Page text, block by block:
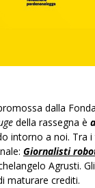
dalla
della rassegna è
intorno a noi. Tra
Giornalisti
Agrusti.
maturare crediti.